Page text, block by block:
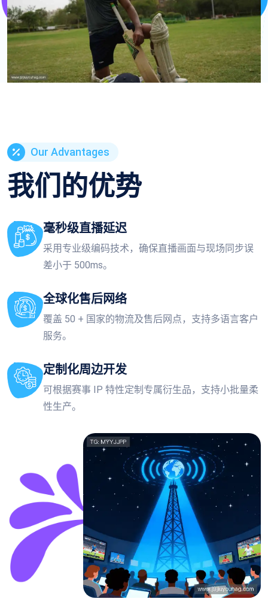
Our Advantages
我们的优势
毫秒级直播延迟
采用专业级编码技术，确保直播画面与现场同步误
差小于 500ms。
全球化售后网络
覆盖 50 + 国家的物流及售后网点，支持多语言客户
服务。
定制化周边开发
可根据赛事 IP 特性定制专属衍生品，支持小批量柔
性生产。